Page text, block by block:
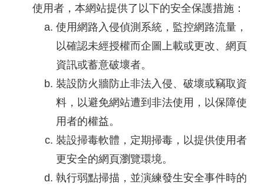
使用者，本網站提供了以下的安全保護措施：
使用網路入侵偵測系統，監控網路流量，
以確認未經授權而企圖上載或更改、網頁
資訊或蓄意破壞者。
裝設防火牆防止非法入侵、破壞或竊取資
料，以避免網站遭到非法使用，以保障使
用者的權益。
裝設掃毒軟體，定期掃毒，以提供使用者
更安全的網頁瀏覽環境。
執行弱點掃描，並演練發生安全事件時的